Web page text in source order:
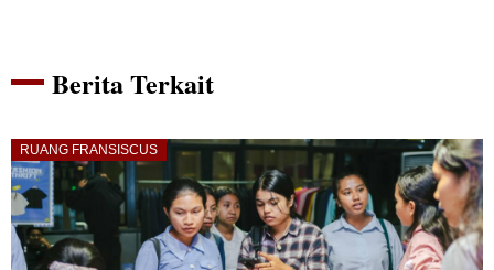
Berita Terkait
RUANG FRANSISCUS